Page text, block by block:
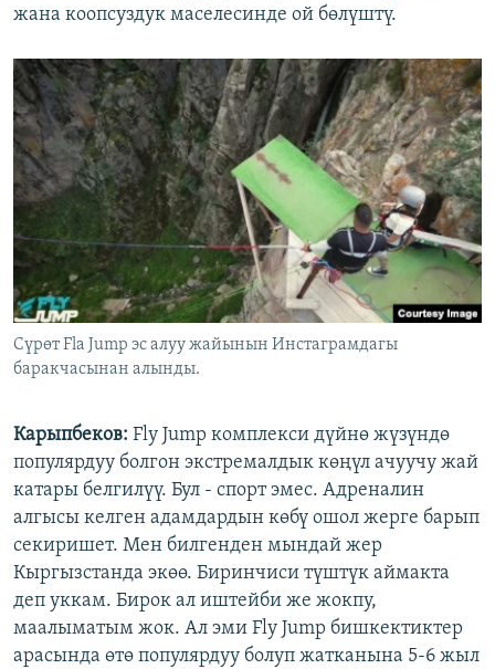
жана коопсуздук маселесинде ой бөлүштү.
Сүрөт Fla Jump эс алуу жайынын Инстаграмдагы
баракчасынан алынды.
Карыпбеков: Fly Jump комплекси дүйнө жүзүндө
популярдуу болгон экстремалдык көңүл ачуучу жай
катары белгилүү. Бул - спорт эмес. Адреналин
алгысы келген адамдардын көбү ошол жерге барып
секиришет. Мен билгенден мындай жер
Кыргызстанда экөө. Биринчиси түштүк аймакта
деп уккам. Бирок ал иштейби же жокпу,
маалыматым жок. Ал эми Fly Jump бишкектиктер
арасында өтө популярдуу болуп жатканына 5-6 жыл